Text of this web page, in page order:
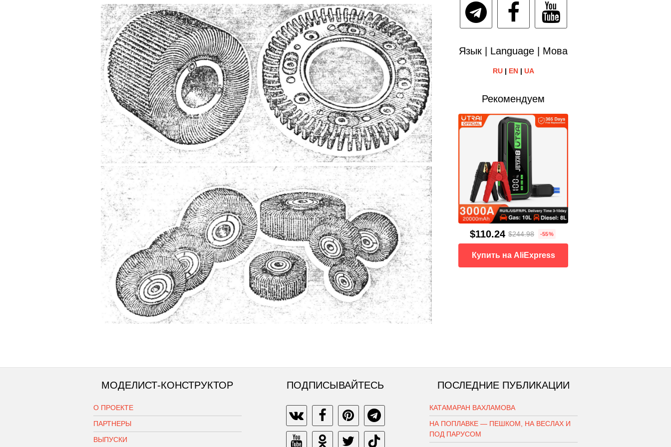
Язык | Language | Мова
RU| EN| UA
Рекомендуем
$110.24 $244.98 -55%
Купить на AliExpress
МОДЕЛИСТ-КОНСТРУКТОР
О ПРОЕКТЕ
ПАРТНЕРЫ
ВЫПУСКИ
ПОДПИСЫВАЙТЕСЬ ПОСЛЕДНИЕ ПУБЛИКАЦИИ
КАТАМАРАН ВАХЛАМОВА
НА ПОПЛАВКЕ — ПЕШКОМ, НА ВЕСЛАХ И
ПОД ПАРУСОМ